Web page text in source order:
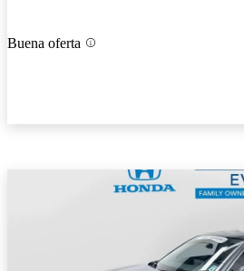
Buena oferta